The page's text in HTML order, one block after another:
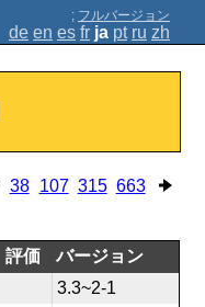
; フルバージョン
de en es fr ja pt ru zh
38 107 315 663
評価
バージョン
3.3~2-1